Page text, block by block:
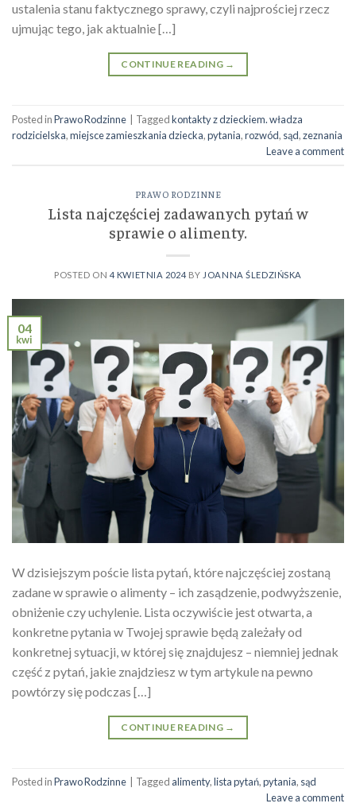
ustalenia stanu faktycznego sprawy, czyli najprościej rzecz
ujmując tego, jak aktualnie […]
CONTINUE READING →
Posted inPrawo Rodzinne Taggedkontakty z dzieckiem. władza
rodzicielska,miejsce zamieszkania dziecka,pytania,rozwód, sąd,zeznania
Leave a comment
PRAWO RODZINNE
Lista najczęściej zadawanych pytań w
sprawie o alimenty.
POSTED ON 4 KWIETNIA 2024 BY JOANNA ŚLEDZIŃSKA
04
kwi
W dzisiejszym poście lista pytań, które najczęściej zostaną
zadane w sprawie o alimenty – ich zasądzenie, podwyższenie,
obniżenie czy uchylenie. Lista oczywiście jest otwarta, a
konkretne pytania w Twojej sprawie będą zależały od
konkretnej sytuacji, w której się znajdujesz – niemniej jednak
część z pytań, jakie znajdziesz w tym artykule na pewno
powtórzy się podczas […]
CONTINUE READING →
Posted inPrawo Rodzinne Tagged alimenty,lista pytań,pytania, sąd
Leave a comment